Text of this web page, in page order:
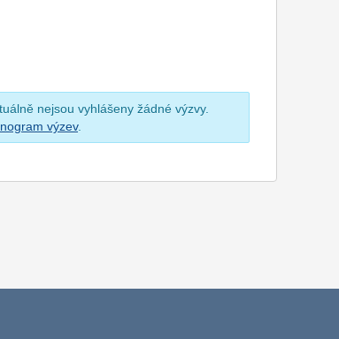
nejsou vyhlášeny žádné výzvy.
výzev.